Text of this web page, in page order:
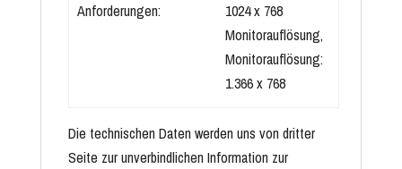
Anforderungen:
1024 x 768
Monitorauflösung,
Monitorauflösung:
1.366 x 768
Die technischen Daten werden uns von dritter
Seite zur unverbindlichen Information zur